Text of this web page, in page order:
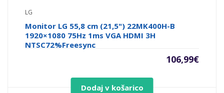
LG
Monitor LG 55,8 cm (21,5") 22MK400H-B
1920×1080 75Hz 1ms VGA HDMI 3H
NTSC72%Freesync
106,99€
Dodaj v košarico